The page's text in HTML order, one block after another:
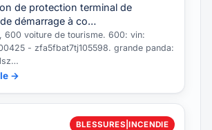
de protection terminal de
démarrage à co…
600 voiture de tourisme. 600: vin:
- zfa5fbat7tj105598. grande panda:
→
BLESSURES|INCENDIE